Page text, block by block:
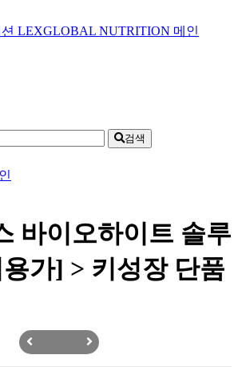
검색
바이오하이트 솔루
가] > 키성장 단품